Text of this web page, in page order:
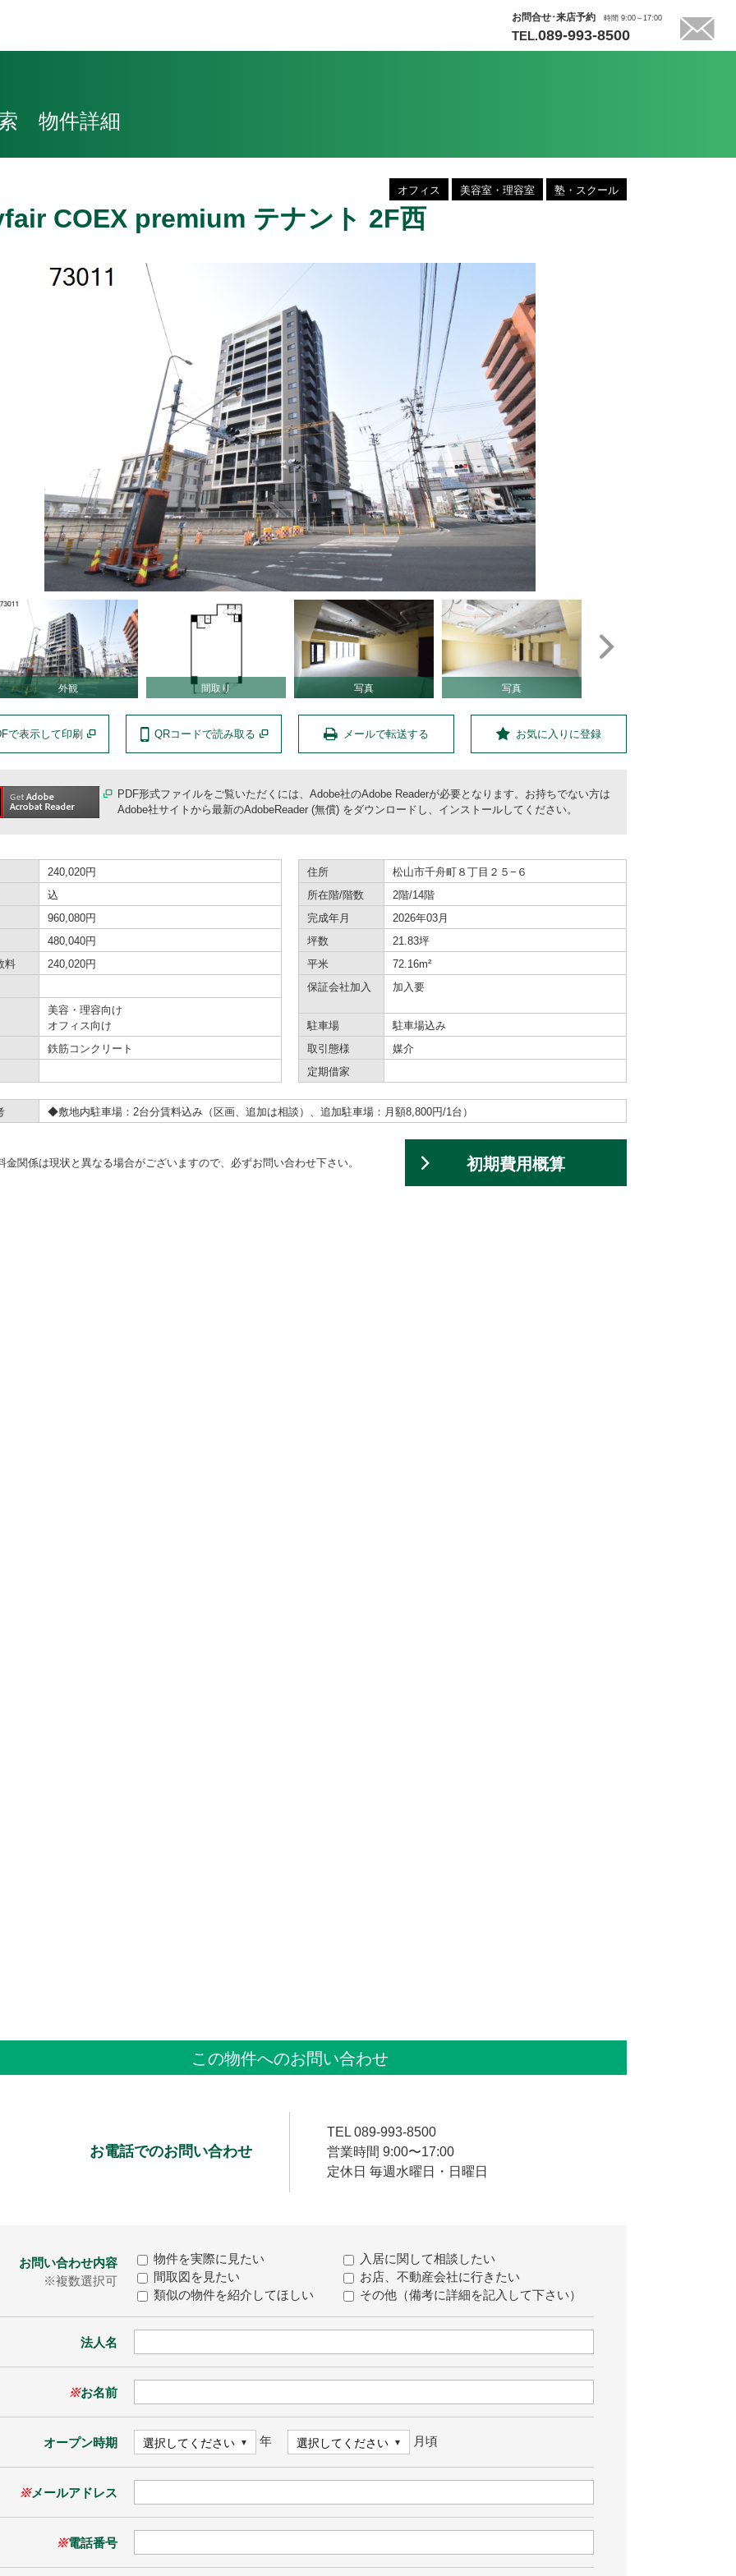
お問合せ･来店予約 時間 9:00～17:00
TEL.089-993-8500
物件詳細
COEX premium テナント 2F西
オフィス 美容室・理容室 塾・スクール
外観 間取り 写真 写真
で表示して印刷 QRコードで読み取る メールで転送する お気に入りに登録
PDF形式ファイルをご覧いただくには、Adobe社のAdobe Readerが必要となります。お持ちでない方は
Adobe社サイトから最新のAdobeReader (無償) をダウンロードし、インストールしてください。
240,020円
込
960,080円
480,040円
料
240,020円
美容・理容向け
オフィス向け
鉄筋コンクリート
住所
松山市千舟町８丁目２５−６
所在階/階数
2階/14階
完成年月
2026年03月
坪数
21.83坪
平米
72.16m²
保証会社加入
加入要
駐車場
駐車場込み
取引態様
媒介
定期借家
◆敷地内駐車場：2台分賃料込み（区画、追加は相談）、追加駐車場：月額8,800円/1台）
金関係は現状と異なる場合がございますので、必ずお問い合わせ下さい。 初期費用概算
この物件へのお問い合わせ
お電話でのお問い合わせ
TEL 089-993-8500
営業時間 9:00〜17:00
定休日 毎週水曜日・日曜日
お問い合わせ内容
※複数選択可
物件を実際に見たい
入居に関して相談したい
間取図を見たい
お店、不動産会社に行きたい
類似の物件を紹介してほしい
その他（備考に詳細を記入して下さい）
法人名
※お名前
オープン時期 年 月頃
※メールアドレス
※電話番号